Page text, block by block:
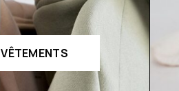
VÊTEMENTS